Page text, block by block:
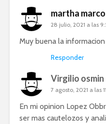
martha marco
28 julio, 2021 a las
Muy buena la informacion
Responder
Virgilio osmin
7 agosto, 2021 a las
En mi opinion Lopez
ser mas cautelozos y